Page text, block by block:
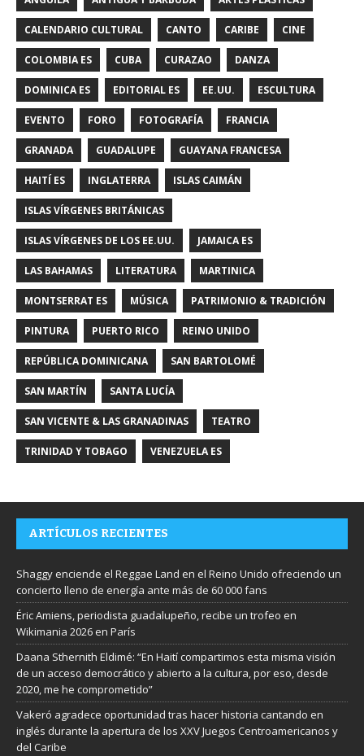
CALENDARIO CULTURAL CANTO CARIBE CINE
COLOMBIA ES CUBA CURAZAO DANZA
DOMINICA ES EDITORIAL ES EE.UU. ESCULTURA
EVENTO FORO FOTOGRAFÍA FRANCIA
GRANADA GUADALUPE GUAYANA FRANCESA
HAITÍ ES INGLATERRA ISLAS CAIMÁN
ISLAS VÍRGENES BRITÁNICAS
ISLAS VÍRGENES DE LOS EE.UU. JAMAICA ES
LAS BAHAMAS LITERATURA MARTINICA
MONTSERRAT ES MÚSICA PATRIMONIO & TRADICIÓN
PINTURA PUERTO RICO REINO UNIDO
REPÚBLICA DOMINICANA SAN BARTOLOMÉ
SAN MARTÍN SANTA LUCÍA
SAN VICENTE & LAS GRANADINAS TEATRO
TRINIDAD Y TOBAGO VENEZUELA ES
ARTÍCULOS RECIENTES
Shaggy enciende el Reggae Land en el Reino Unido ofreciendo un
concierto lleno de energía ante más de 60 000 fans
Éric Amiens, periodista guadalupeño, recibe un trofeo en
Wikimania 2026 en París
Daana Sthernith Eldimé: “En Haití compartimos esta misma visión
de un acceso democrático y abierto a la cultura, por eso, desde
2020, me he comprometido”
Vakeró agradece oportunidad tras hacer historia cantando en
inglés durante la apertura de los XXV Juegos Centroamericanos y
del Caribe